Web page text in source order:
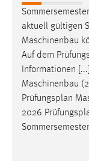
aktuell gültigen
Maschinenbau
Auf dem
Informationen
Maschinenbau
Prüfungsplan
2026